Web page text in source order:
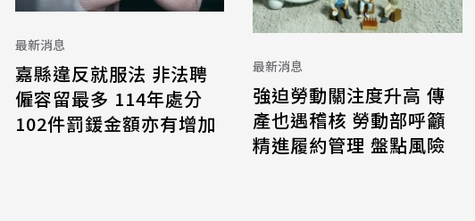
最新消息
嘉縣違反就服法 非法聘
僱容留最多 114年處分
102件罰鍰金額亦有增加
最新消息
強迫勞動關注度升高 傳
產也遇稽核 勞動部呼籲
精進履約管理 盤點風險